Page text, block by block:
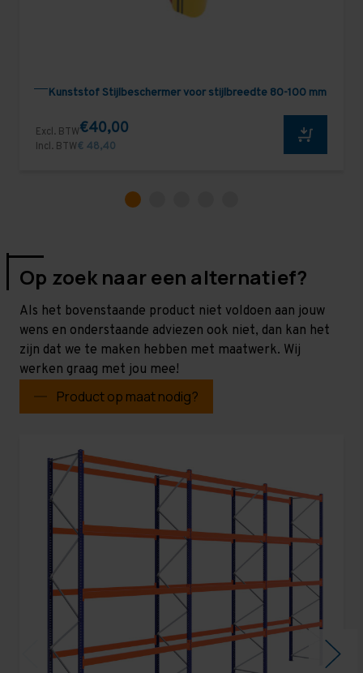
Kunststof Stijlbeschermer voor stijlbreedte 80-100 mm
Excl. BTW€40,00
Incl. BTW€ 48,40
Op zoek naar een alternatief?
Als het bovenstaande product niet voldoen aan jouw
wens en onderstaande adviezen ook niet, dan kan het
zijn dat we te maken hebben met maatwerk. Wij
werken graag met jou mee!
Product op maat nodig?